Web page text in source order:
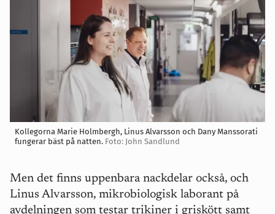
Kollegorna Marie Holmbergh, Linus Alvarsson och Dany Manssorati
fungerar bäst på natten. Foto: John Sandlund
Men det finns uppenbara nackdelar också, och
Linus Alvarsson, mikrobiologisk laborant på
avdelningen som testar trikiner i griskött samt